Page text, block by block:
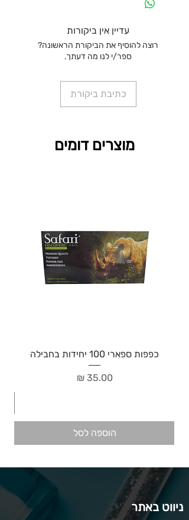
עדיין אין ביקורות
רוצה להוסיף את הביקורת הראשונה?
ספר/י לנו מה דעתך.
כתיבת ביקורת
מוצרים דומים
כפפות ספארי 100 יחידות בחבילה
מחיר‏35.00 ‏₪
הוספה לסל
ניווט באתר